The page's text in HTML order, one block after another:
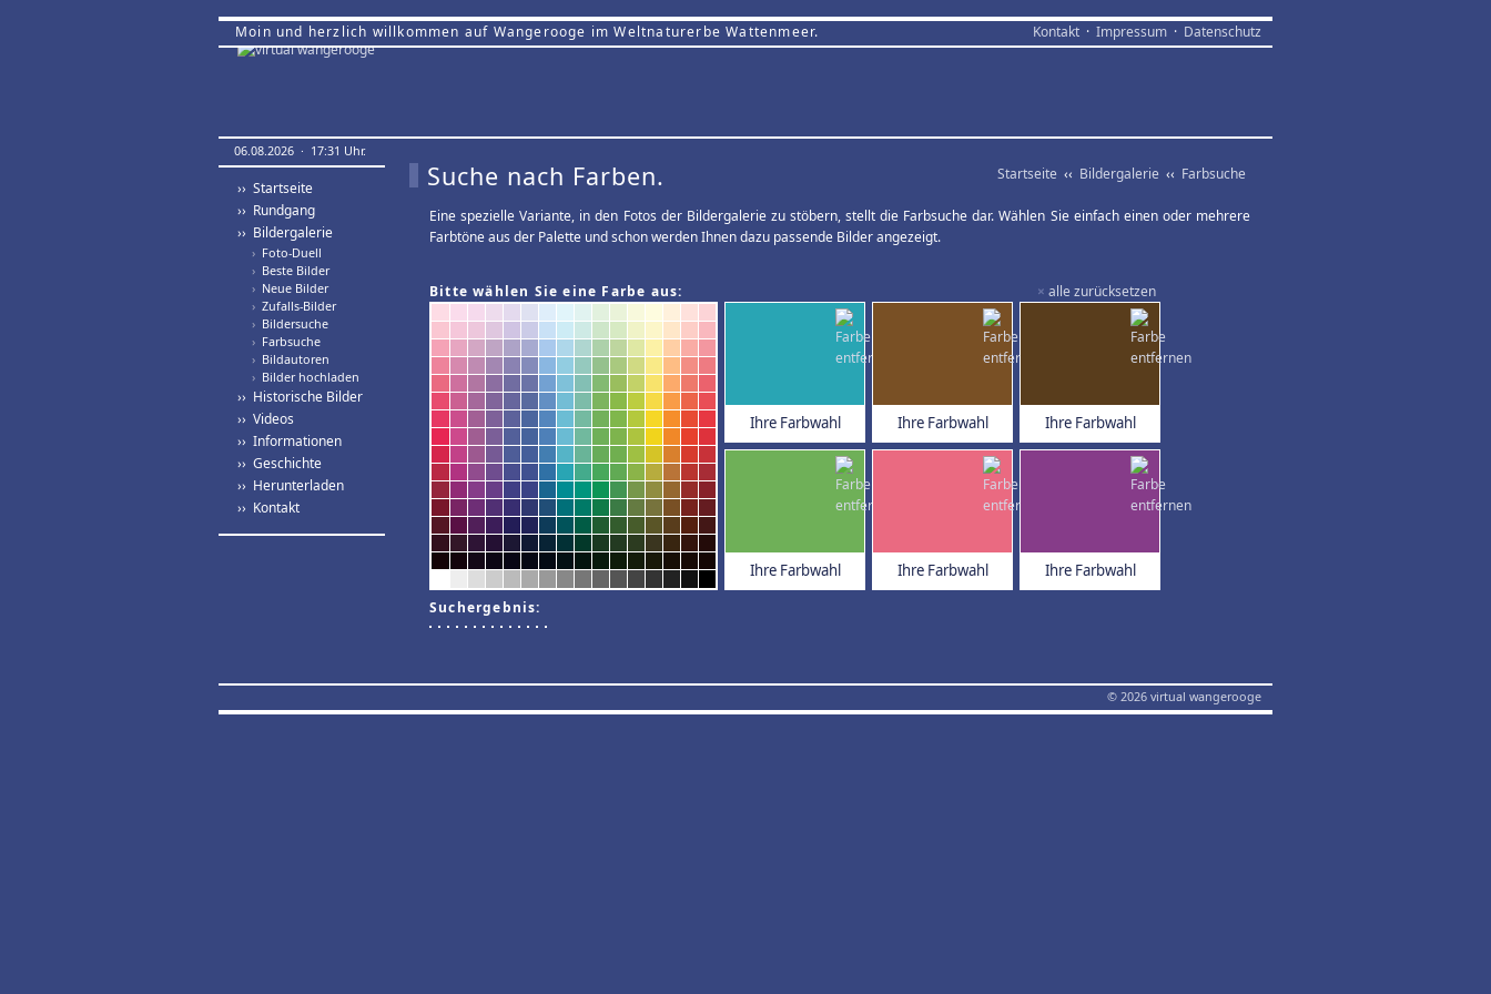
Moin und herzlich willkommen auf Wangerooge im Weltnaturerbe Wattenmeer. Kontakt · Impressum · Datenschutz
06.08.2026 · 17:31 Uhr.
›› Startseite
›› Rundgang
›› Bildergalerie
› Foto-Duell
› Beste Bilder
› Neue Bilder
› Zufalls-Bilder
› Bildersuche
› Farbsuche
› Bildautoren
› Bilder hochladen
›› Historische Bilder
›› Videos
›› Informationen
›› Geschichte
›› Herunterladen
›› Kontakt
Startseite ‹‹ Bildergalerie ‹‹ Farbsuche
Suche nach Farben.
Eine spezielle Variante, in den Fotos der Bildergalerie zu stöbern, stellt die Farbsuche dar. Wählen Sie einfach einen oder mehrere
Farbtöne aus der Palette und schon werden Ihnen dazu passende Bilder angezeigt.
× alle zurücksetzen
Bitte wählen Sie eine Farbe aus:
Ihre Farbwahl Ihre Farbwahl Ihre Farbwahl
Ihre Farbwahl Ihre Farbwahl Ihre Farbwahl
Suchergebnis:
© 2026 virtual wangerooge